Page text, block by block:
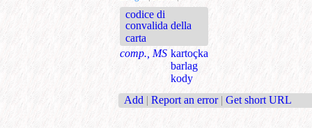
codice di
convalida della
carta
comp., MS kartoçka
barlag
kody
Add | Report an error | Get short URL